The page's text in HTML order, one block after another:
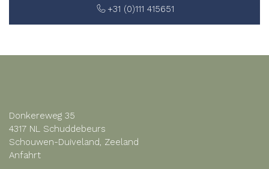
+31 (0)111 415651
Donkereweg 35
4317 NL Schuddebeurs
Schouwen-Duiveland, Zeeland
Anfahrt